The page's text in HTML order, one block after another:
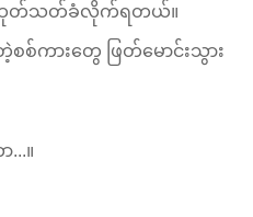
ထုတ်သတ်ခံလိုက်ရတယ်။
ကား‌တွေ ဖြတ်မောင်းသွား
...။